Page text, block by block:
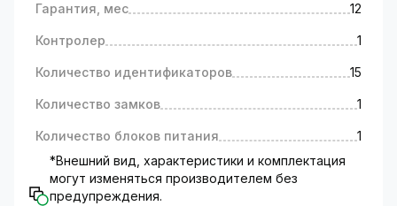
Поддерживает контроль доступа с помощью
мобильного приложения, и по отпечатку
пальца.
Память устройства составляет 10 000 карт/
Модель оснащена тампером, подсветкой
клавиатуры, и светодиодной индикацией
Замок электромагнитный GV-LEMG-
Гарантия, мес 12
Контролер 1
Количество идентификаторов 15
Количество замков 1
Количество блоков питания
1
*Внешний вид, характеристики и комплектация
могут изменяться производителем без
предупреждения.